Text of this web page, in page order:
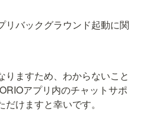
リバックグラウンド起動に関
りますため、わからないこと
アプリ内のチャットサポ
だけますと幸いです。